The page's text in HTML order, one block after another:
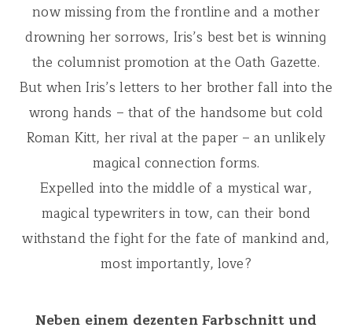
now missing from the frontline and a mother
drowning her sorrows, Iris’s best bet is winning
the columnist promotion at the Oath Gazette.
But when Iris’s letters to her brother fall into the
wrong hands – that of the handsome but cold
Roman Kitt, her rival at the paper – an unlikely
magical connection forms.
Expelled into the middle of a mystical war,
magical typewriters in tow, can their bond
withstand the fight for the fate of mankind and,
most importantly, love?
Neben einem dezenten Farbschnitt und